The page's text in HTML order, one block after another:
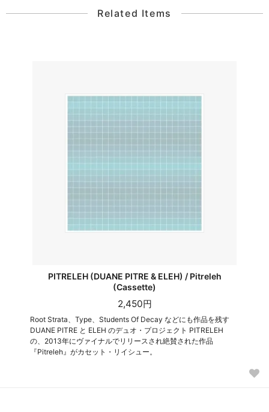
Related Items
PITRELEH (DUANE PITRE & ELEH) / Pitreleh
(Cassette)
2,450円
Root Strata、Type、Students Of Decay などにも作品を残す
DUANE PITRE と ELEH のデュオ・プロジェクト PITRELEH
の、2013年にヴァイナルでリリースされ絶賛された作品
『Pitreleh』がカセット・リイシュー。